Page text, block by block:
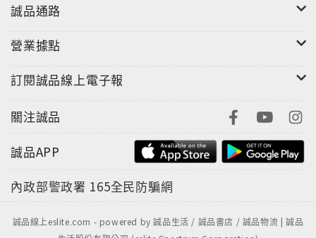
誠品通路
營業據點
訂閱誠品線上電子報
關注誠品
誠品APP
內政部警政署 165全民防騙網
誠品線上eslite.com - powered by 誠品生活 / 誠品書店 / 誠品物流 | 誠品